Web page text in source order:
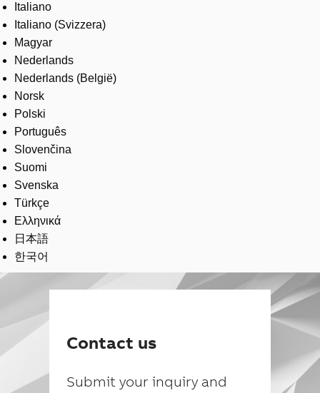
Italiano
Italiano (Svizzera)
Magyar
Nederlands
Nederlands (België)
Norsk
Polski
Português
Slovenčina
Suomi
Svenska
Türkçe
Ελληνικά
日本語
한국어
Contact us
Submit your inquiry and